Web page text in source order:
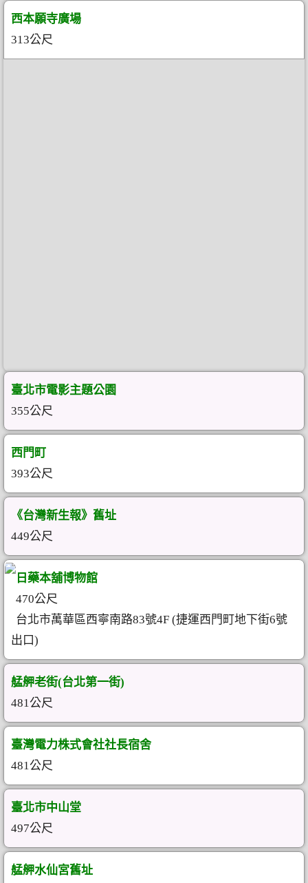
西本願寺廣場
313公尺
臺北市電影主題公園
355公尺
西門町
393公尺
《台灣新生報》舊址
449公尺
日藥本舖博物館
470公尺
台北市萬華區西寧南路83號4F (捷運西門町地下街6號
出口)
艋舺老街(台北第一街)
481公尺
臺灣電力株式會社社長宿舍
481公尺
臺北市中山堂
497公尺
艋舺水仙宮舊址